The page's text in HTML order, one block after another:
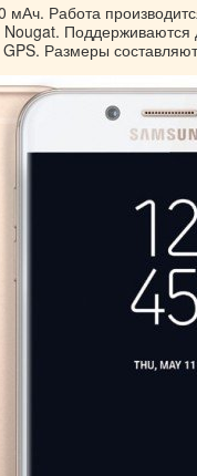
мАч. Работа
Поддерживаются
Размеры